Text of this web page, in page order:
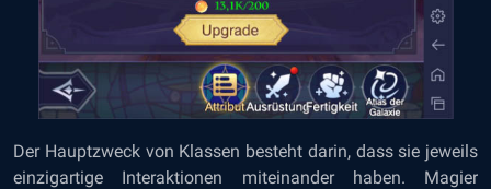
Der Hauptzweck von Klassen besteht darin, dass sie jeweils
einzigartige Interaktionen miteinander haben. Magier